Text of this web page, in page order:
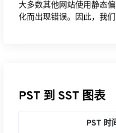
大多数其他网站使用静态
化而出现错误。因此，我
PST 到 SST 图表
PST 时